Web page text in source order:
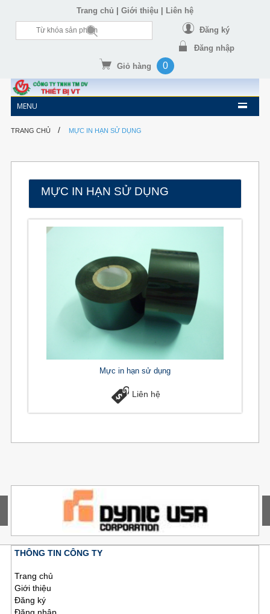
Trang chủ | Giới thiệu | Liên hệ
Đăng ký
Đăng nhập
Giỏ hàng
0
MENU
TRANG CHỦ / MỰC IN HẠN SỬ DỤNG
MỰC IN HẠN SỬ DỤNG
Mực in hạn sử dụng
Liên hệ
THÔNG TIN CÔNG TY
Trang chủ
Giới thiệu
Đăng ký